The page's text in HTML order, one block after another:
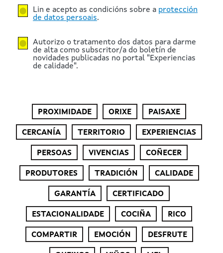
Lin e acepto as condicións sobre a protección
de datos persoais.
Autorizo o tratamento dos datos para darme
de alta como subscritor/a do boletín de
novidades publicadas no portal "Experiencias
de calidade".
PROXIMIDADE ORIXE PAISAXE
CERCANÍA TERRITORIO EXPERIENCIAS
PERSOAS VIVENCIAS COÑECER
PRODUTORES TRADICIÓN CALIDADE
GARANTÍA CERTIFICADO
ESTACIONALIDADE COCIÑA RICO
COMPARTIR EMOCIÓN DESFRUTE